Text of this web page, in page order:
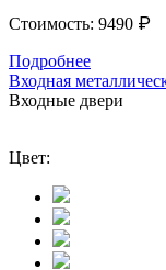
Стоимость: 9490 ₽
Подробнее
Входная
Входные двери
Цвет: